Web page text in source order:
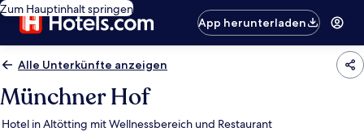
Zum Hauptinhalt springen
App herunterladen
Alle Unterkünfte anzeigen
Münchner Hof
Hotel in Altötting mit Wellnessbereich und Restaurant